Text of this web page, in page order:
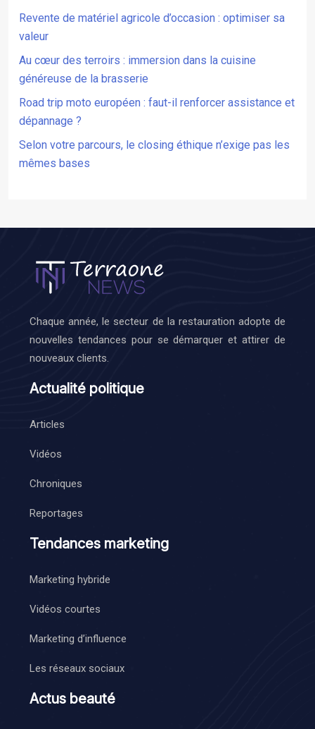
Revente de matériel agricole d’occasion : optimiser sa
valeur
Au cœur des terroirs : immersion dans la cuisine
généreuse de la brasserie
Road trip moto européen : faut-il renforcer assistance et
dépannage ?
Selon votre parcours, le closing éthique n’exige pas les
mêmes bases
Chaque année, le secteur de la restauration adopte de
nouvelles tendances pour se démarquer et attirer de
nouveaux clients.
Actualité politique
Articles
Vidéos
Chroniques
Reportages
Tendances marketing
Marketing hybride
Vidéos courtes
Marketing d’influence
Les réseaux sociaux
Actus beauté